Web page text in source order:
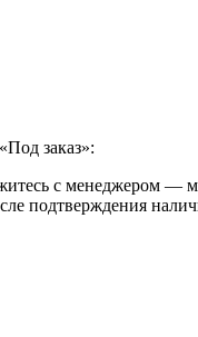
заказ»:
с менеджером —
подтверждения